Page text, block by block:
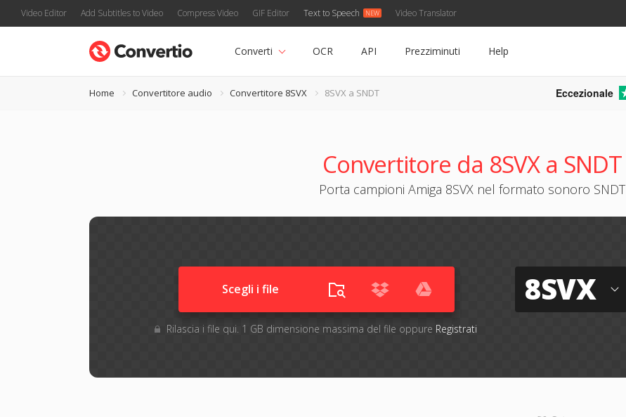
Video Editor Add Subtitles to Video Compress Video GIF Editor Text to Speech Video Translator
Converti OCR API Prezziminuti Help
Home Convertitore audio Convertitore 8SVX 8SVX a SNDT Eccezionale
Convertitore da 8SVX a SNDT
Porta campioni Amiga 8SVX nel formato sonoro SNDT
Scegli i file
Rilascia i file qui. 1 GB dimensione massima del file oppure Registrati
8SVX